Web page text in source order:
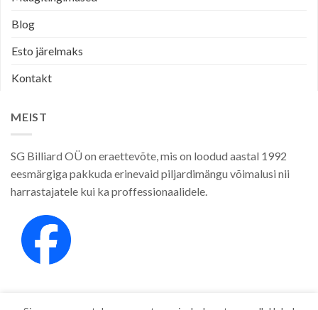
Blog
Esto järelmaks
Kontakt
MEIST
SG Billiard OÜ on eraettevõte, mis on loodud aastal 1992
eesmärgiga pakkuda erinevaid piljardimängu võimalusi nii
harrastajatele kui ka proffessionaalidele.